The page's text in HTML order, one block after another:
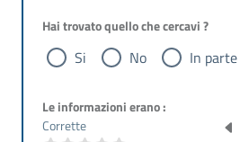
Hai trovato quello che cercavi ?
Si No In parte
Le informazioni erano :
Corrette